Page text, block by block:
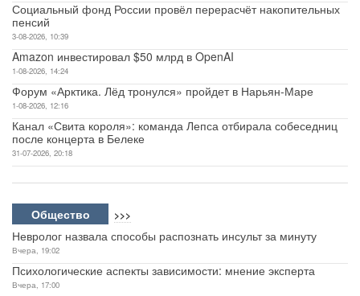
Социальный фонд России провёл перерасчёт накопительных
пенсий
3-08-2026, 10:39
Amazon инвестировал $50 млрд в OpenAI
1-08-2026, 14:24
Форум «Арктика. Лёд тронулся» пройдет в Нарьян-Маре
1-08-2026, 12:16
Канал «Свита короля»: команда Лепса отбирала собеседниц
после концерта в Белеке
31-07-2026, 20:18
Общество >>>
Невролог назвала способы распознать инсульт за минуту
Вчера, 19:02
Психологические аспекты зависимости: мнение эксперта
Вчера, 17:00